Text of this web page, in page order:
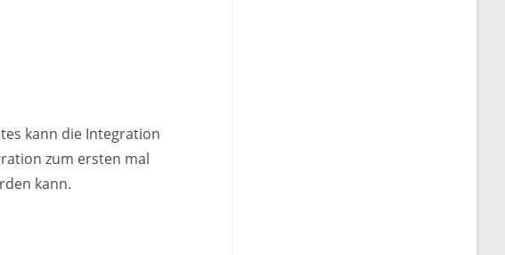
kann die Integration
zum ersten mal
kann.